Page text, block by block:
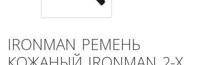
IRONMAN РЕМЕНЬ